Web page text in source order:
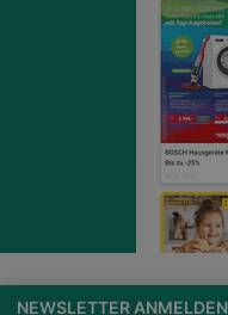
NEWSLETTER ANMELDEN
wogibtswas.at